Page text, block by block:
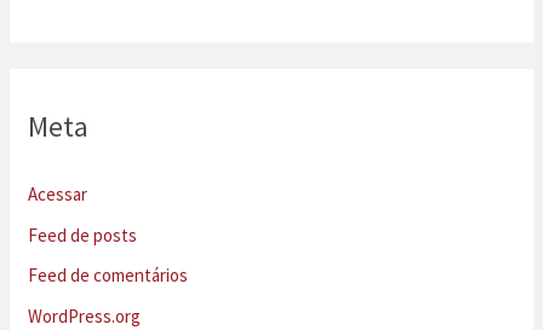
Meta
Acessar
Feed de posts
Feed de comentários
WordPress.org